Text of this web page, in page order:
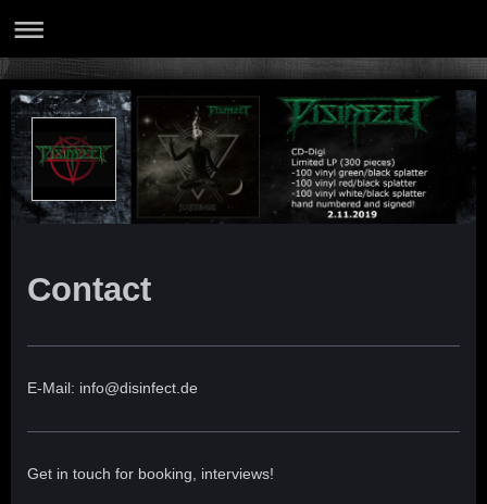
Contact
E-Mail: info@disinfect.de
Get in touch for booking, interviews!